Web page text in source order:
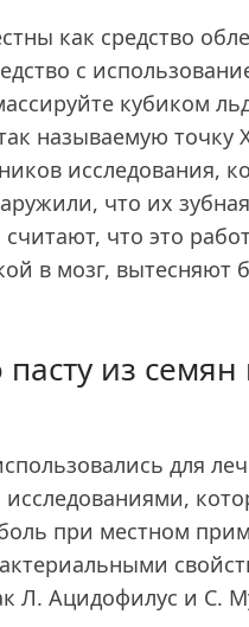
как средство
с
кубиком
называемую точку
исследования,
что их
что это
в мозг, вытесняют
из
для
при местном
Л. Ацидофилус и С.